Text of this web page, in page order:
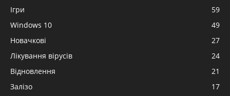
Ігри
59
Windows 10
49
Новачкові
27
Лікування вірусів
24
Відновлення
21
Залізо
17